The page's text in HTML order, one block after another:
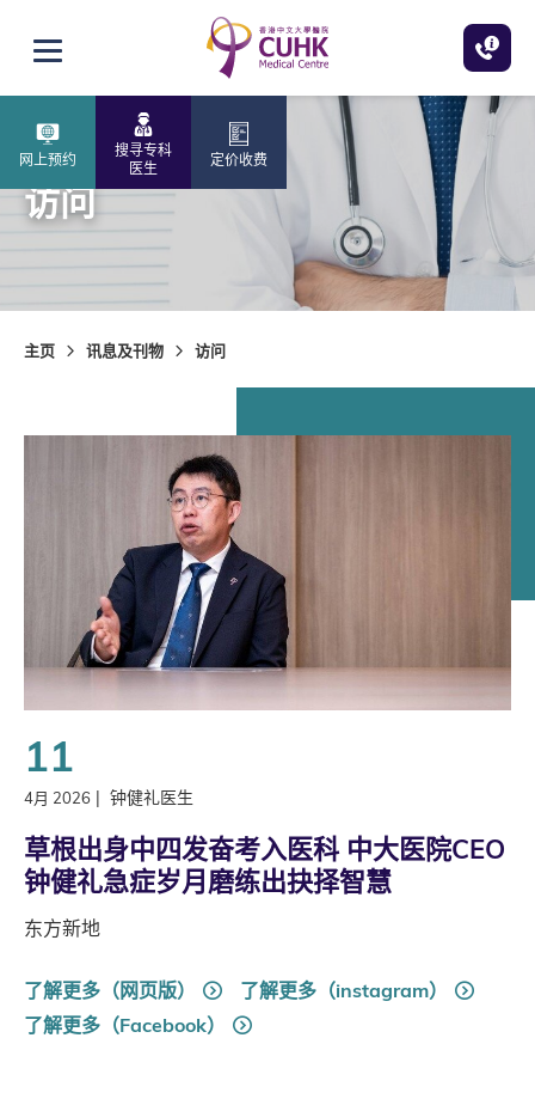
打开选单
网上预约
搜寻专科
医生
定价收费
访问
主页 讯息及刊物 访问
11
4月 2026 | 钟健礼医生
草根出身中四发奋考入医科 中大医院CEO
钟健礼急症岁月磨练出抉择智慧
东方新地
了解更多（网页版）
了解更多（instagram）
了解更多（Facebook）